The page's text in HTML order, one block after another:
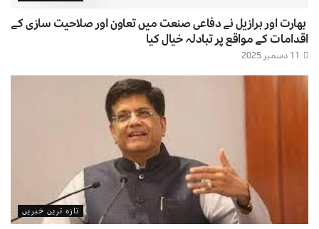
بھارت اور برازیل نے دفاعی صنعت میں تعاون اور صلاحیت سازی کے
اقدامات کے مواقع پر تبادلہ خیال کیا
تازہ ترین خبریں